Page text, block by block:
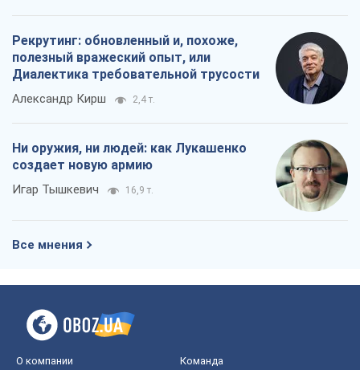
Рекрутинг: обновленный и, похоже,
полезный вражеский опыт, или
Диалектика требовательной трусости
Александр Кирш 2,4 т.
Ни оружия, ни людей: как Лукашенко
создает новую армию
Игар Тышкевич 16,9 т.
Все мнения
О компании Команда